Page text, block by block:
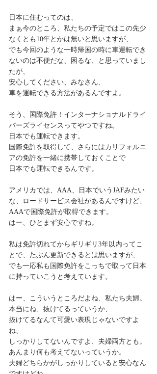
日本に住むってのは、
まぁ今のところ、私たちの予定ではこの先少
なくとも10年とかは無いと思いますが、
でも今回のような一時帰国の時に車運転でき
ないのは不便だな、困るな、と思っていまし
たが、
安心してください、みなさん、
車を運転できる方法があるんですよ。
そう、国際免許！インターナショナルドライ
バーズライセンスってやつですね。
日本でも運転できます。
国際免許を取得して、さらにはカリフォルニ
アの免許を一緒に携帯しておくことで
日本でも運転できるんです。
アメリカでは、AAA、日本でいうJAFみたい
な、ロードサービス会社があるんですけど、
AAAで国際免許が取得できます。
はー、ひとまず安心ですね。
私は免許切れてからギリギリ3年以内ってこ
とで、たぶん更新できるとは思いますが、
でも一応私も国際免許をこっちで取って日本
に持っていこうと考えています。
はー、こういうところだよね、私たち夫婦。
本当にね、抜けてるっていうか、
抜けてるなんて可愛い表現じゃないですよ
ね、
しっかりしてないんですよ、夫婦両方とも。
あんまり何も考えてないっていうか。
夫婦どちらかがしっかりしていると安心なん